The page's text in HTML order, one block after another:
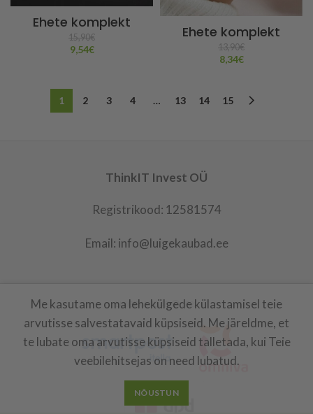
Ehete komplekt
15,90€
9,54€
Ehete komplekt
13,90€
8,34€
1 2 3 4 … 13 14 15
ThinkIT Invest OÜ
Registrikood: 12581574
Email: info@luigekaubad.ee
LUIGEKAUBAD 2021
Me kasutame oma lehekülgede külastamisel teie
arvutisse salvestatavaid küpsiseid. Me järeldme, et
te lubate oma arvutisse küpsiseid talletada, kui Teie
veebilehitsejas on need lubatud.
NÕUSTUN